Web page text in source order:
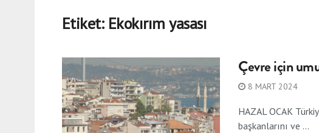
Etiket: Ekokırım yasası
Çevre için
8 MART 2024
HAZAL OCAK
başkanlarını ve ...